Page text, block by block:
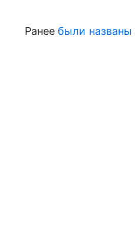
Ранее были названы